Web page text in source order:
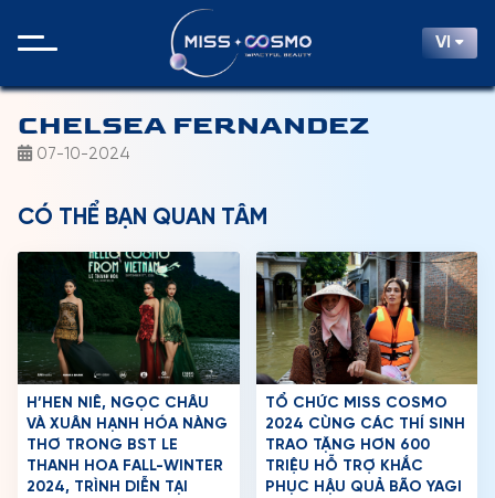
VI
CHELSEA FERNANDEZ
07-10-2024
CÓ THỂ BẠN QUAN TÂM
H’HEN NIÊ, NGỌC CHÂU
VÀ XUÂN HẠNH HÓA NÀNG
THƠ TRONG BST LE
THANH HOA FALL-WINTER
2024, TRÌNH DIỄN TẠI
TỔ CHỨC MISS COSMO
2024 CÙNG CÁC THÍ SINH
TRAO TẶNG HƠN 600
TRIỆU HỖ TRỢ KHẮC
PHỤC HẬU QUẢ BÃO YAGI